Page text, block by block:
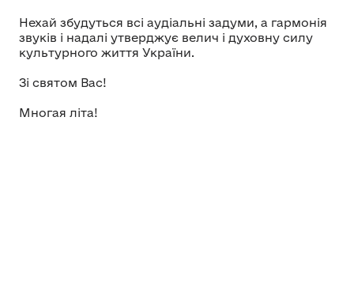
Нехай збудуться всі аудіальні задуми, а гармонія
звуків і надалі утверджує велич і духовну силу
культурного життя України.
Зі святом Вас!
Многая літа!